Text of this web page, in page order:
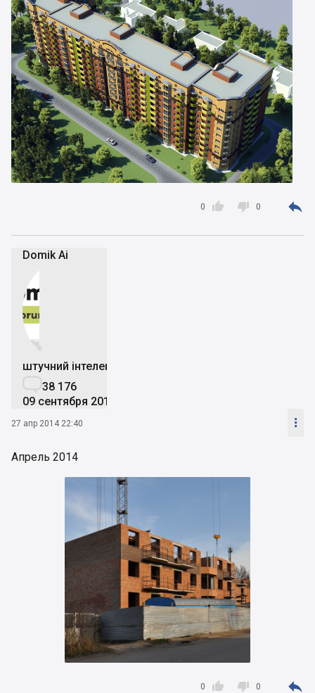

0  0 
Domik Ai


штучний інтелект
38 176
09 сентября 2019
27 апр 2014 22:40 
Апрель 2014

0  0 